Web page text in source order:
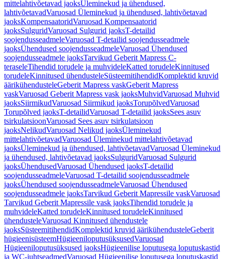
mittelahtivõetavad jaoksÜleminekud ja ühendused,
lahtivõetavadVaruosad Üleminekud ja ühendused, lahtivõetavad
jaoksKompensaatoridVaruosad Kompensaatorid
jaoksSulguridVaruosad Sulgurid jaoksT-detailid
soojendusseadmeleVaruosad T-detailid soojendusseadmele
jaoksÜhendused soojendusseadmeleVaruosad Ühendused
soojendusseadmele jaoksTarvikud Geberit Mapress C-
teraseleTihendid torudele ja muhvideleKatted torudeleKinnitused
torudeleKinnitused ühendusteleSüsteemitihendidKomplektid kruvid
äärikühendusteleGeberit Mapress vaskGeberit Mapress
vaskVaruosad Geberit Mapress vask jaoksMuhvidVaruosad Muhvid
jaoksSiirmikudVaruosad Siirmikud jaoksTorupõlvedVaruosad
Torupõlved jaoksT-detailidVaruosad T-detailid jaoksSees asuv
tsirkulatsioonVaruosad Sees asuv tsirkulatsioon
jaoksNelikudVaruosad Nelikud jaoksÜleminekud
mittelahtivõetavadVaruosad Üleminekud mittelahtivõetavad
jaoksÜleminekud ja ühendused, lahtivõetavadVaruosad Üleminekud
ja ühendused, lahtivõetavad jaoksSulguridVaruosad Sulgurid
jaoksÜhendusedVaruosad Ühendused jaoksT-detailid
soojendusseadmeleVaruosad T-detailid soojendusseadmele
jaoksÜhendused soojendusseadmeleVaruosad Ühendused
soojendusseadmele jaoksTarvikud Geberit Mapressile vaskVaruosad
Tarvikud Geberit Mapressile vask jaoksTihendid torudele ja
muhvideleKatted torudeleKinnitused torudeleKinnitused
ühendusteleVaruosad Kinnitused ühendustele
jaoksSüsteemitihendidKomplektid kruvid äärikühendusteleGeberit
hügieenisüsteemHügieeniloputusüksusedVaruosad
Hügieeniloputusüksused jaoksHügieenilise loputusega loputuskastid
ja WC-juhtseadmedVaruosad Hügieenilise loputusega loputuskastid